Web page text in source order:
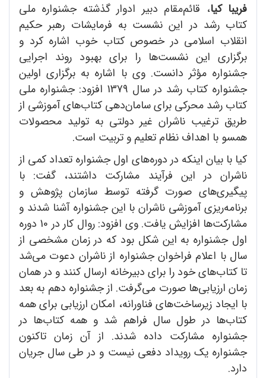
فریبا کیا، قائم‌مقام دبیر ادوار گذشته جشنواره ملی
کتاب رشد در این نشست به فرمایشات رهبر حکیم
انقلاب اسلامی در خصوص کتاب خوب اشاره کرد و
برگزاری این نشست‌ها را برای بهبود روند اجرایی
جشنواره مؤثر دانست. وی با اشاره به برگزاری اولین
جشنواره کتاب رشد در سال 1379 افزود: جشنواره ملی
کتاب رشد محرکی برای سامان‌دهی کتاب‌های آموزشی از
طریق ترغیب ناشران غیر دولتی به تولید محصولات
همسو با اهداف نظام تعلیم و تربیت است.
کیا با بیان اینکه در دوره‌های اول جشنواره تعداد کمی از
ناشران در این فرآیند مشارکت داشتند، گفت: با
پیگیری‌های صورت گرفته توسط سازمان پژوهش و
برنامه‌ریزی آموزشی ناشران با این جشنواره آشنا شدند و
مشارکت‌ها افزایش یافت. وی افزود: روال کار در 10 دوره
اول جشنواره به این شکل بود که در زمان مشخصی از
سال با اعلام فراخوان جشنواره از ناشران دعوت می‌شد
تا کتاب‌های خود را برای دبیرخانه ارسال کنند و در همان
زمان ارزیابی‌ها صورت می‌گرفت. از جشنواره دهم به بعد
با ایجاد زیرساخت‌های فناورانه، امکان ارزیابی برای همه
کتاب‌ها در طول سال فراهم شد و همه کتاب‌ها در
جشنواره مشارکت داده شدند. از آن زمان تاکنون
جشنواره یک رویداد دفعی نیست و در طی سال جریان
دارد.